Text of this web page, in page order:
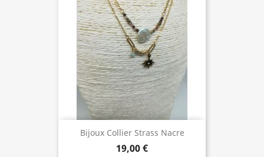
Bijoux Collier Strass Nacre
19,00 €